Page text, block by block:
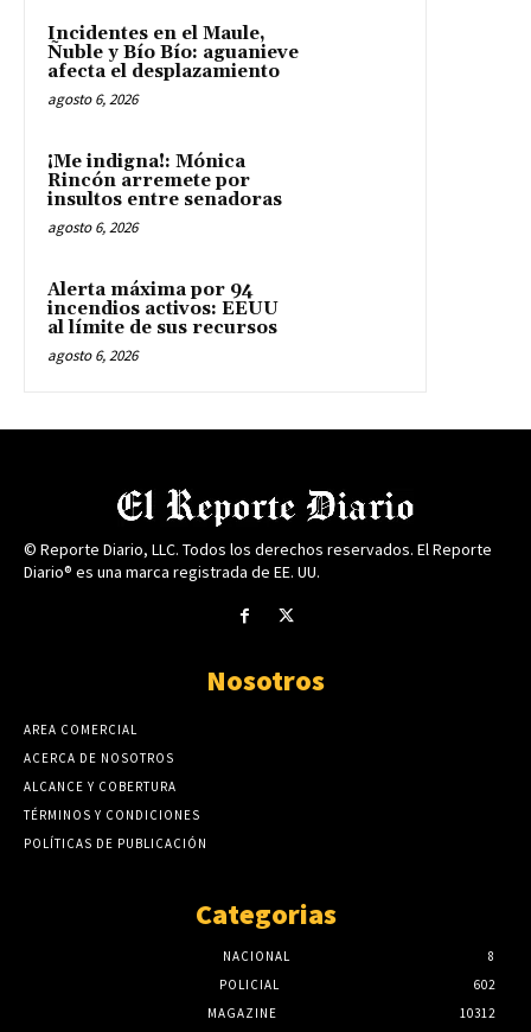
Incidentes en el Maule,
Ñuble y Bío Bío: aguanieve
afecta el desplazamiento
agosto 6, 2026
¡Me indigna!: Mónica
Rincón arremete por
insultos entre senadoras
agosto 6, 2026
Alerta máxima por 94
incendios activos: EEUU
al límite de sus recursos
agosto 6, 2026
© Reporte Diario, LLC. Todos los derechos reservados. El Reporte
Diario® es una marca registrada de EE. UU.
Nosotros
AREA COMERCIAL
ACERCA DE NOSOTROS
ALCANCE Y COBERTURA
TÉRMINOS Y CONDICIONES
POLÍTICAS DE PUBLICACIÓN
Categorias
NACIONAL
8
POLICIAL
602
MAGAZINE
10312